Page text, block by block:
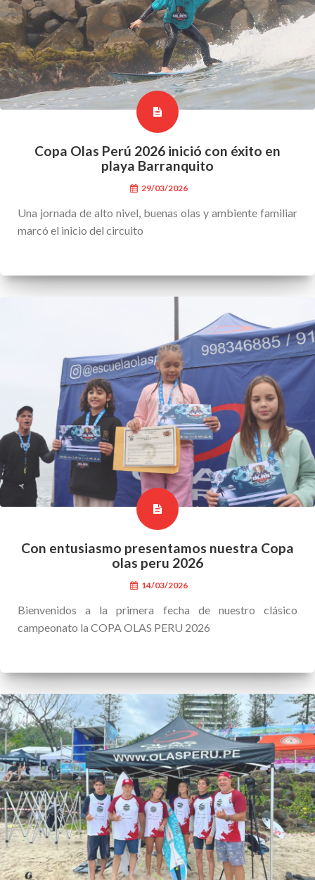
Copa Olas Perú 2026 inició con éxito en
playa Barranquito
29/03/2026
Una jornada de alto nivel, buenas olas y ambiente familiar
marcó el inicio del circuito
Con entusiasmo presentamos nuestra Copa
olas peru 2026
14/03/2026
Bienvenidos a la primera fecha de nuestro clásico
campeonato la COPA OLAS PERU 2026